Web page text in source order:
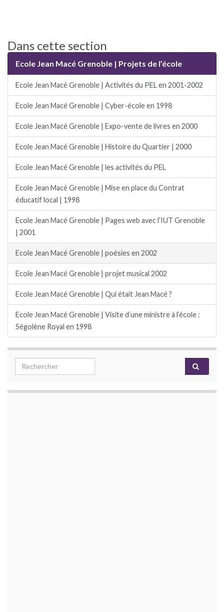
Dans cette section
Ecole Jean Macé Grenoble | Projets de l’école
Ecole Jean Macé Grenoble | Activités du PEL en 2001-2002
Ecole Jean Macé Grenoble | Cyber-école en 1998
Ecole Jean Macé Grenoble | Expo-vente de livres en 2000
Ecole Jean Macé Grenoble | Histoire du Quartier | 2000
Ecole Jean Macé Grenoble | les activités du PEL
Ecole Jean Macé Grenoble | Mise en place du Contrat
éducatif local | 1998
Ecole Jean Macé Grenoble | Pages web avec l’IUT Grenoble
| 2001
Ecole Jean Macé Grenoble | poésies en 2002
Ecole Jean Macé Grenoble | projet musical 2002
Ecole Jean Macé Grenoble | Qui était Jean Macé ?
Ecole Jean Macé Grenoble | Visite d’une ministre à l’école :
Ségolène Royal en 1998
Search for: